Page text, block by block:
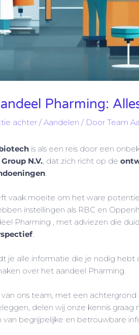
Pharming:
achter /Aandelen / DoorTeam
is als een reis door een
N.V., dat zich richt op de
.
vaak moeite om het ware
instellingen als RBC en
Pharming , met adviezen die
.
je alle informatie die je nodig
over het aandeel Pharming.
ons team, met een
delen wij onze kennis graag
van begrijpelijke en betrouwbare